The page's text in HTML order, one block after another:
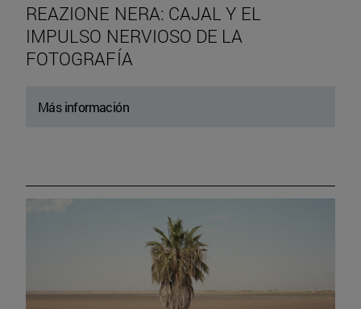
REAZIONE NERA: CAJAL Y EL
IMPULSO NERVIOSO DE LA
FOTOGRAFÍA
Más información